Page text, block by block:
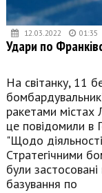
12.03.2022 01:35
Удари по
На світанку, 11
ракетами містах
це повідомили в
"Щодо
Стратегічними
були
базування по